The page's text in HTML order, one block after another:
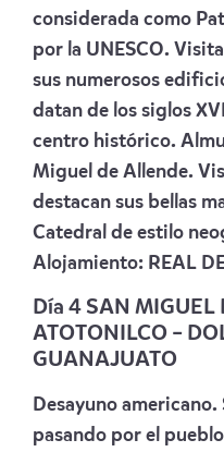
considerada como
por la UNESCO.
sus numerosos
datan de los siglos
centro histórico.
Miguel de Allende.
destacan sus bellas
Catedral de estilo
Alojamiento: REAL
Día 4 SAN MIGUEL
ATOTONILCO –
GUANAJUATO
Desayuno
pasando por el